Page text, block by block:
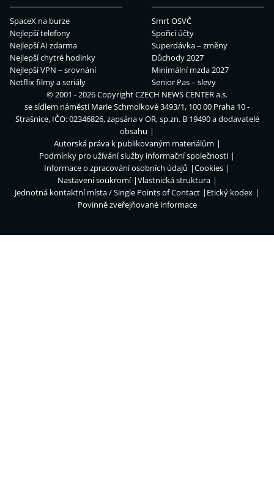
SpaceX na burze
Nejlepší telefony
Nejlepší AI zdarma
Nejlepší chytré hodinky
Nejlepší VPN – srovnání
Netflix filmy a seriály
Smrt OSVČ
Spořicí účty
Superdávka – změny
Důchody 2027
Minimální mzda 2027
Senior Pas – slevy
© 2001 - 2026 CopyrightCZECH NEWS CENTER a.s.
se sídlem náměstí Marie Schmolkové 3493/1, 100 00 Praha 10 -
Strašnice, IČO: 02346826, zapsána v OR, sp.zn. B 19490 a dodavatelé
obsahu
Autorská práva k publikovaným materiálům
Podmínky pro užívání služby informační společnosti
Informace o zpracování osobních údajů
Cookies
Nastavení soukromí
Vlastnická struktura
Jednotná kontaktní místa / Single Points of Contact
Etický kodex
Povinně zveřejňované informace